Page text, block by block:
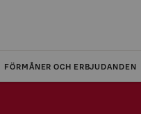
FÖRMÅNER OCH ERBJUDANDEN